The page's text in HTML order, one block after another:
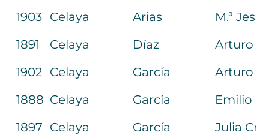
1903 Celaya Arias
M.ª Jesús
1891
Celaya Díaz
Arturo
1902 Celaya García
Arturo
1888 Celaya García
Emilio
1897 Celaya García
Julia